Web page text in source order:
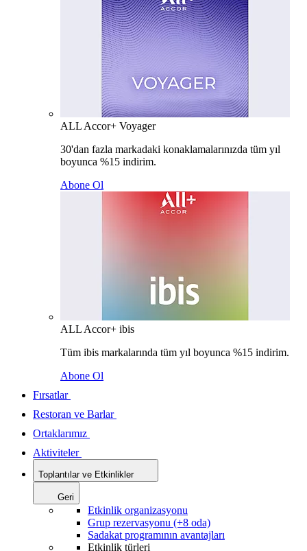
ALL Accor+ Voyager
30'dan fazla markadaki konaklamalarınızda tüm yıl
boyunca %15 indirim.
Abone Ol
ALL Accor+ ibis
Tüm ibis markalarında tüm yıl boyunca %15 indirim.
Abone Ol
Fırsatlar
Restoran ve Barlar
Ortaklarımız
Aktiviteler
Toplantılar ve Etkinlikler
Geri
Etkinlik organizasyonu
Grup rezervasyonu (+8 oda)
Sadakat programının avantajları
Etkinlik türleri